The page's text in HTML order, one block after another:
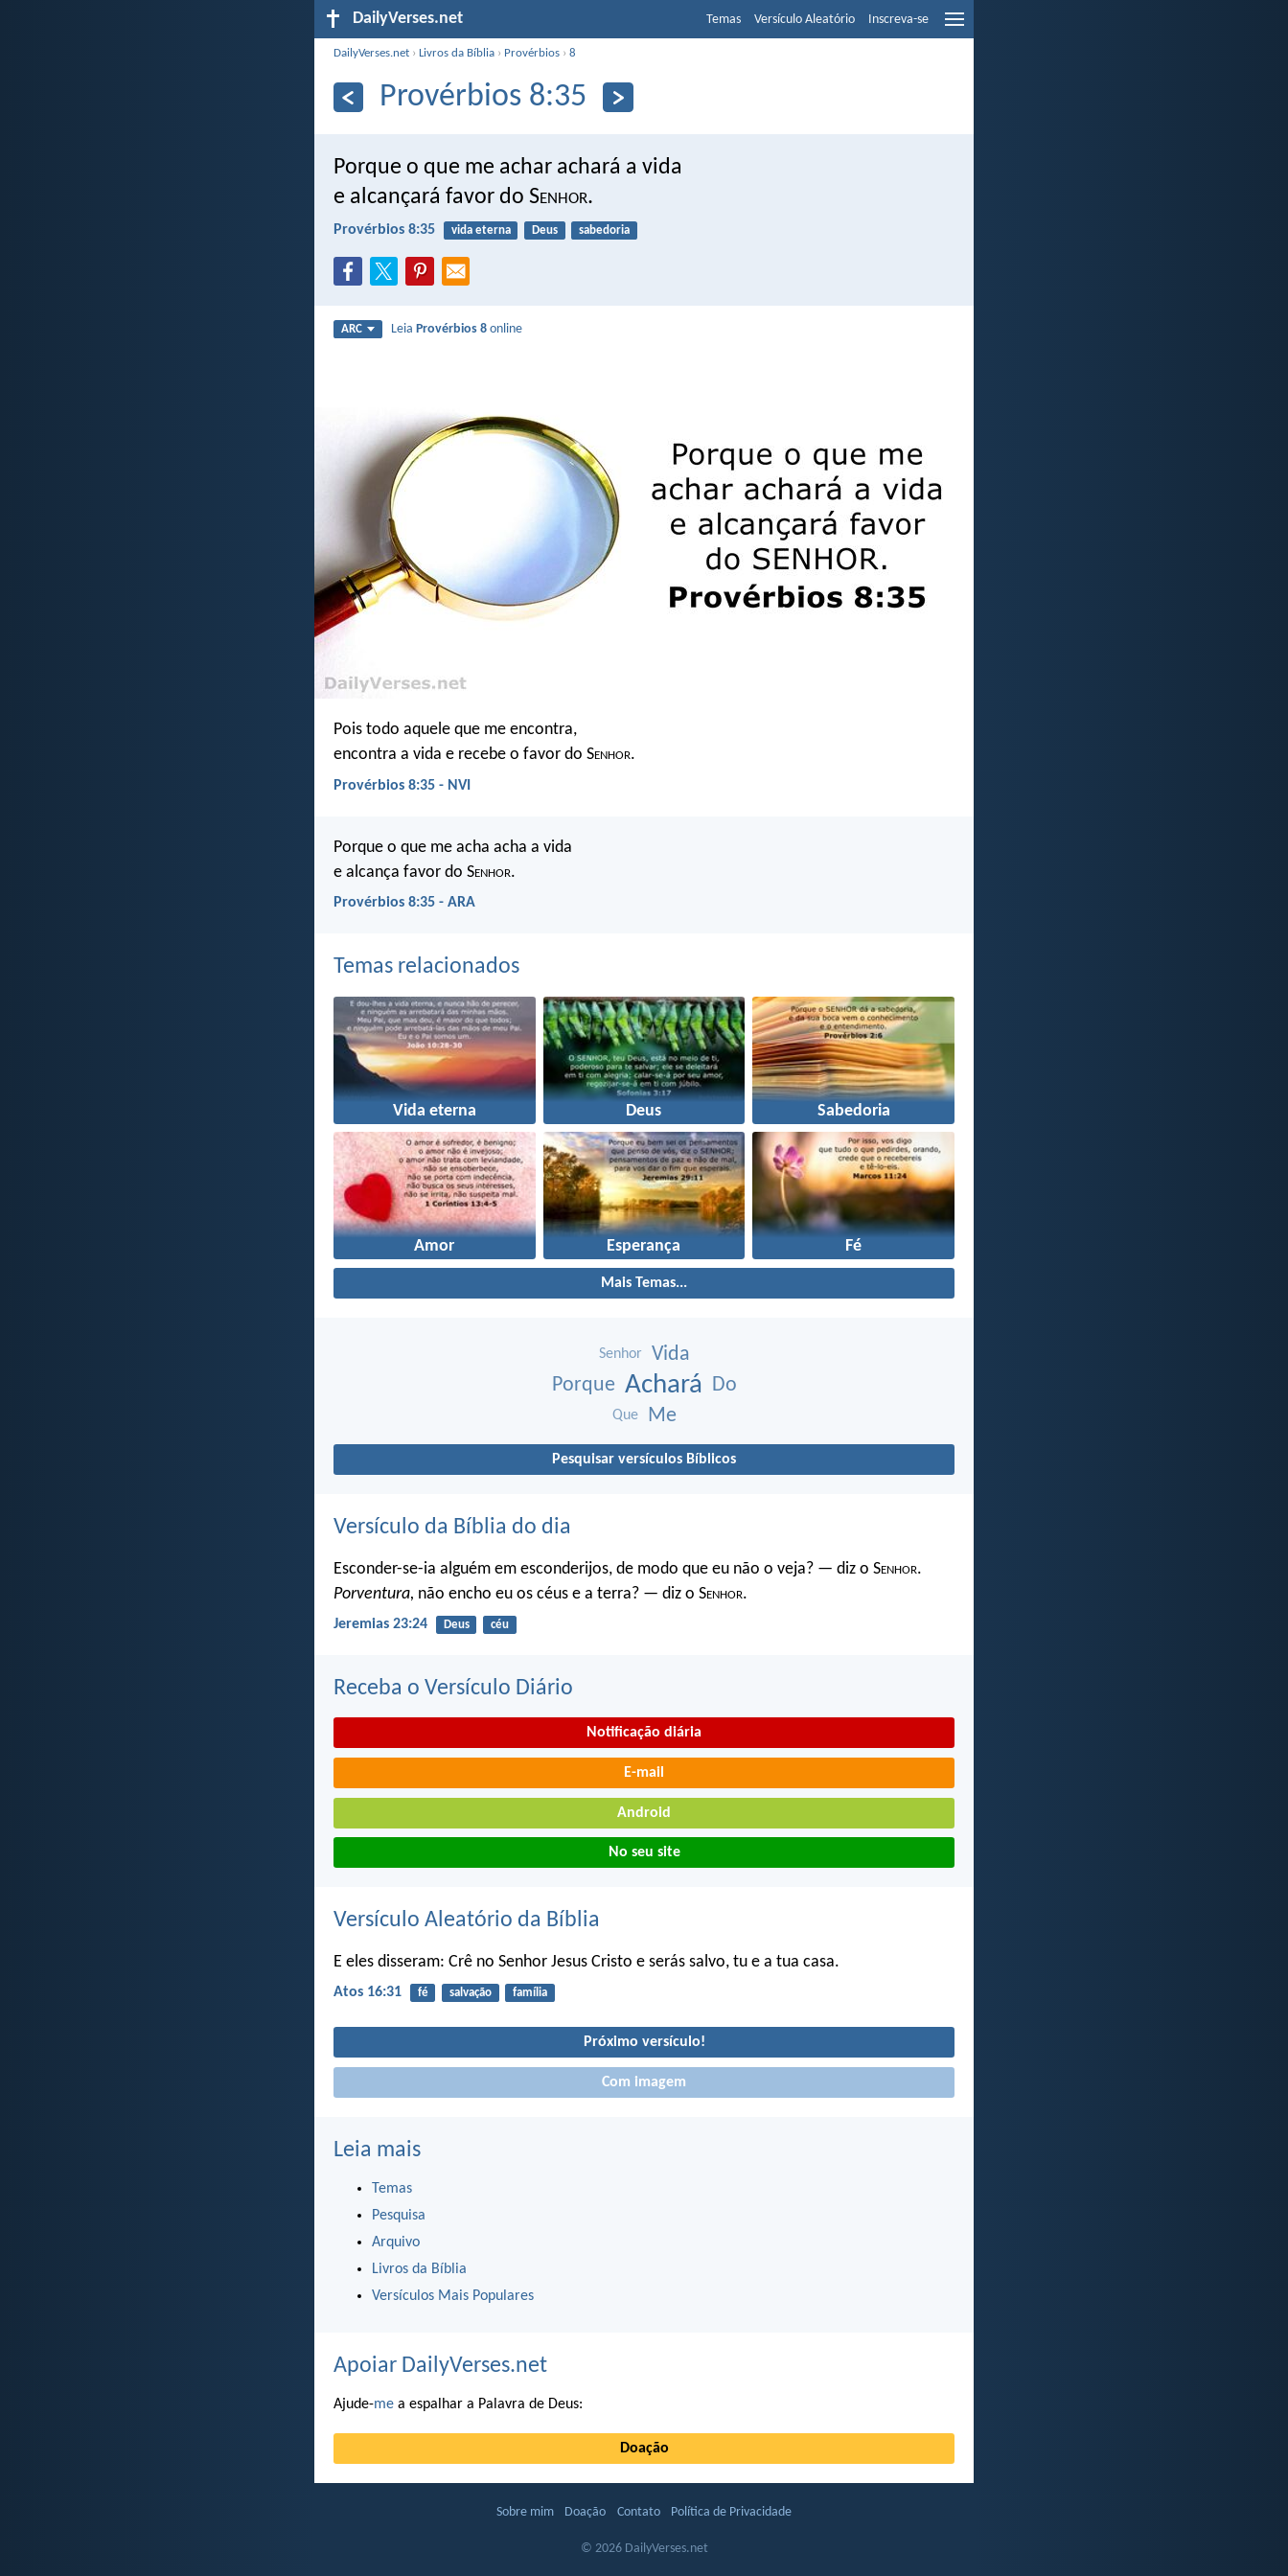
DailyVerses.net Temas Versículo Aleatório Inscreva-se
DailyVerses.net ›Livros da Bíblia › Provérbios ›8
Provérbios 8:35
Porque o que me achar achará a vida
e alcançará favor do Senhor.
Provérbios 8:35 vida eterna Deus sabedoria
ARC LeiaProvérbios 8 online
Pois todo aquele que me encontra,
encontra a vida e recebe o favor do Senhor.
Provérbios 8:35 - NVI
Porque o que me acha acha a vida
e alcança favor do Senhor.
Provérbios 8:35 - ARA
Temas relacionados
Vida eterna Deus Sabedoria
Amor Esperança Fé
Mais Temas...
Senhor
Vida
Porque Achará Do
Que Me
Pesquisar versículos Bíblicos
Versículo da Bíblia do dia
Esconder-se-ia alguém em esconderijos, de modo que eu não o veja? — diz o Senhor.
Porventura, não encho eu os céus e a terra? — diz o Senhor.
Jeremias 23:24 Deus céu
Receba o Versículo Diário
Notificação diária
E-mail
Android
No seu site
Versículo Aleatório da Bíblia
E eles disseram: Crê no Senhor Jesus Cristo e serás salvo, tu e a tua casa.
Atos 16:31 fé salvação família
Próximo versículo!
Com imagem
Leia mais
Temas
Pesquisa
Arquivo
Livros da Bíblia
Versículos Mais Populares
Apoiar DailyVerses.net
Ajude-me a espalhar a Palavra de Deus:
Doação
Sobre mim Doação Contato Política de Privacidade
© 2026 DailyVerses.net